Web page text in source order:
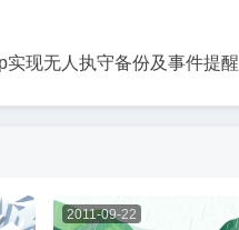
实现无人执守备份及事件提醒
2011-09-22